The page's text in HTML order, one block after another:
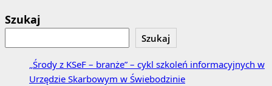
Szukaj
Szukaj
„Środy z KSeF – branże” – cykl szkoleń informacyjnych w
Urzędzie Skarbowym w Świebodzinie